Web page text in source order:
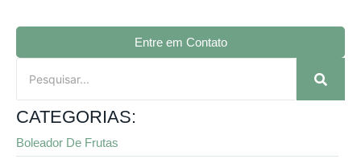
Entre em Contato
CATEGORIAS:
Boleador De Frutas